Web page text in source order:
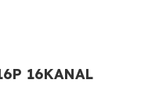
16KANAL